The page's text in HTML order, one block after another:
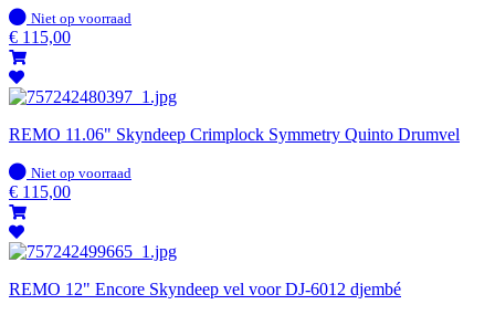
Op
voorraad
Niet op voorraad
€ 115,00
REMO 11.06" Skyndeep Crimplock Symmetry Quinto Drumvel
Op
voorraad
Niet op voorraad
€ 115,00
REMO 12" Encore Skyndeep vel voor DJ-6012 djembé